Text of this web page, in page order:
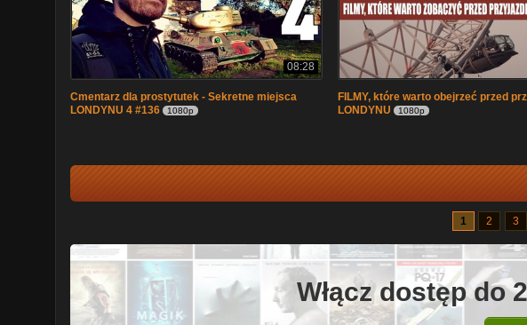
08:28
Cmentarz dla prostytutek - Sekretne miejsca
LONDYNU 4 #136
1080p
FILMY, które warto obejrzeć przed
LONDYNU
1080p
1 2 3
Włącz dostęp do